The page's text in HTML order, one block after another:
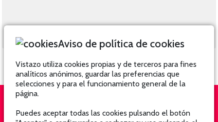
QUIÉNES SOMOS
Aviso de política de cookies
Vistazo utiliza cookies propias y de terceros para fines
analíticos anónimos, guardar las preferencias que
selecciones y para el funcionamiento general de la
página.
Puedes aceptar todas las cookies pulsando el botón